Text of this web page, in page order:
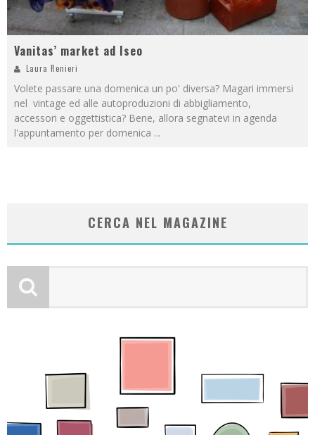
Vanitas’ market ad Iseo
Laura Renieri
Volete passare una domenica un po' diversa? Magari immersi
nel vintage ed alle autoproduzioni di abbigliamento,
accessori e oggettistica? Bene, allora segnatevi in agenda
l'appuntamento per domenica ...
CERCA NEL MAGAZINE